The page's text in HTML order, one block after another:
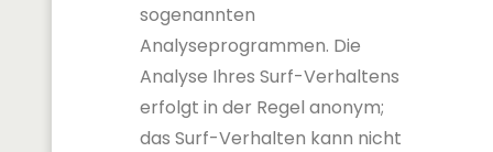
sogenannten
Analyseprogrammen. Die
Analyse Ihres Surf-Verhaltens
erfolgt in der Regel anonym;
das Surf-Verhalten kann nicht